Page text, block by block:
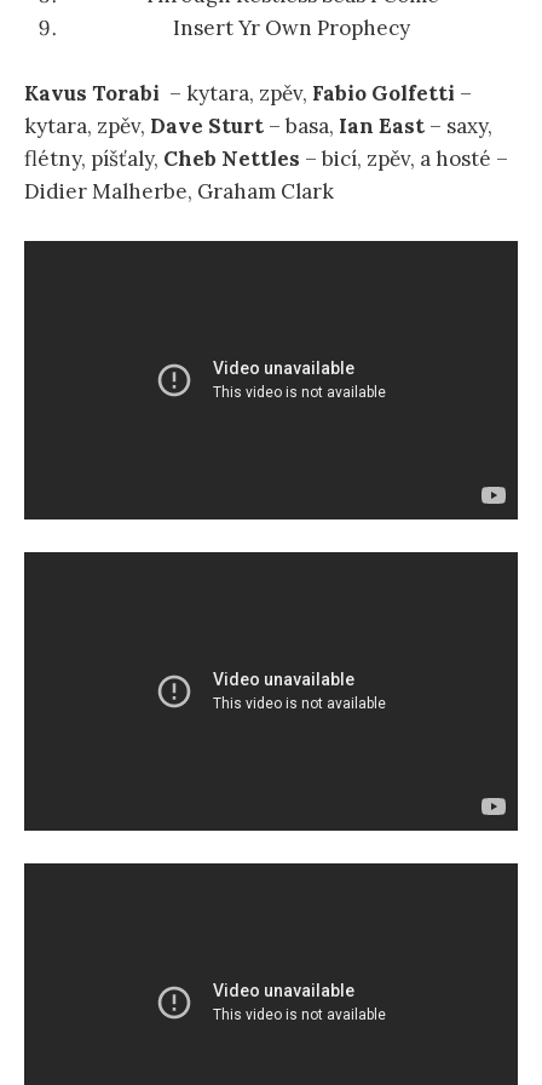
Insert Yr Own Prophecy
Kavus Torabi – kytara, zpěv, Fabio Golfetti –
kytara, zpěv, Dave Sturt – basa, Ian East – saxy,
flétny, píšťaly, Cheb Nettles – bicí, zpěv, a hosté –
Didier Malherbe, Graham Clark